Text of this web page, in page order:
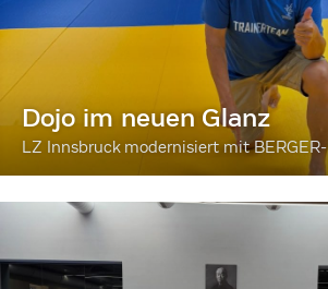
Dojo im neuen Glanz
LZ Innsbruck modernisiert mit